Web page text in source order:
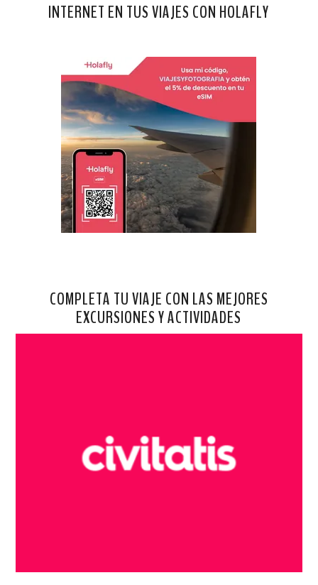
INTERNET EN TUS VIAJES CON HOLAFLY
COMPLETA TU VIAJE CON LAS MEJORES
EXCURSIONES Y ACTIVIDADES